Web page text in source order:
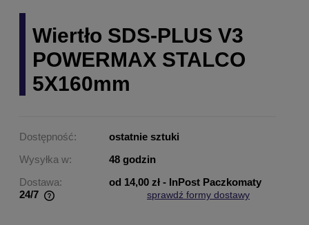
Wiertło SDS-PLUS V3
POWERMAX STALCO
5X160mm
Dostępność:
ostatnie sztuki
Wysyłka w:
48 godzin
Dostawa:
od 14,00 zł - InPost Paczkomaty
24/7
sprawdź formy dostawy